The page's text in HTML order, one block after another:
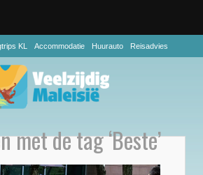
KL Accommodatie Huurauto Reisadvies
met de tag ‘Beste’